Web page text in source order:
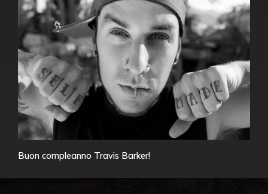
Buon compleanno Travis Barker!